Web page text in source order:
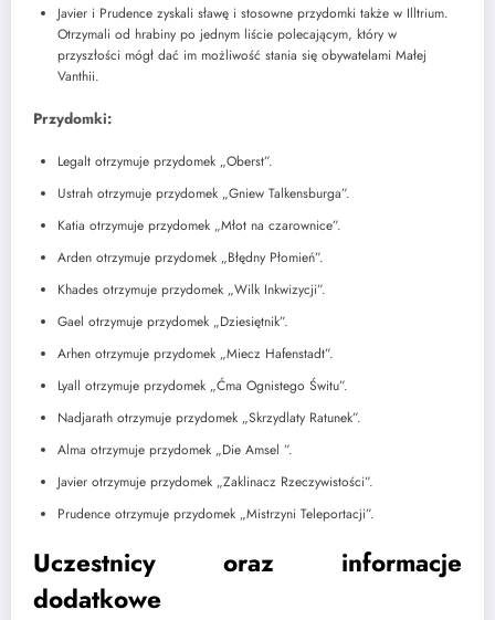
Javier i Prudence zyskali sławę i stosowne przydomki także w Illtrium.
Otrzymali od hrabiny po jednym liście polecającym, który w
przyszłości mógł dać im możliwość stania się obywatelami Małej
Vanthii.
Przydomki:
Legalt otrzymuje przydomek „Oberst”.
Ustrah otrzymuje przydomek „Gniew Talkensburga”.
Katia otrzymuje przydomek „Młot na czarownice”.
Arden otrzymuje przydomek „Błędny Płomień”.
Khades otrzymuje przydomek „Wilk Inkwizycji”.
Gael otrzymuje przydomek „Dziesiętnik”.
Arhen otrzymuje przydomek „Miecz Hafenstadt”.
Lyall otrzymuje przydomek „Ćma Ognistego Świtu”.
Nadjarath otrzymuje przydomek „Skrzydlaty Ratunek”.
Alma otrzymuje przydomek „Die Amsel ”.
Javier otrzymuje przydomek „Zaklinacz Rzeczywistości”.
Prudence otrzymuje przydomek „Mistrzyni Teleportacji”.
Uczestnicy oraz informacje
dodatkowe